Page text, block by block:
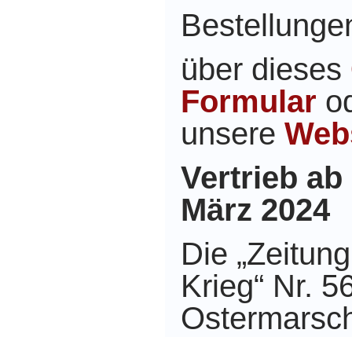
über dieses
Formular
unsere
Vertrieb ab
März 2024
Die
Krieg“ Nr.